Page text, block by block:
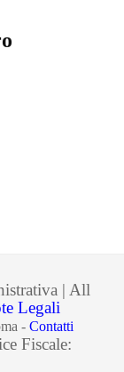
| All
Legali
- Contatti
Fiscale: